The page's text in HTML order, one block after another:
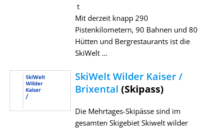
t
Mit derzeit knapp 290
Pistenkilometern, 90 Bahnen und 80
Hütten und Bergrestaurants ist die
SkiWelt ...
SkiWelt Wilder Kaiser /
Brixental (Skipass)
Die Mehrtages-Skipässe sind im
gesamten Skigebiet Skiwelt wilder